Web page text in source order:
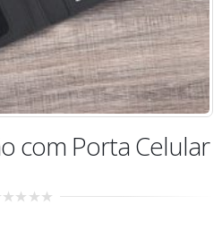
com Porta Celular